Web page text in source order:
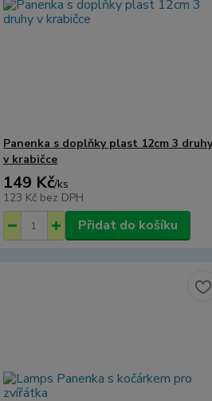
Panenka s doplňky plast 12cm 3 druhy
v krabičce
149 Kč/ks
123 Kč bez DPH
Přidat do košíku